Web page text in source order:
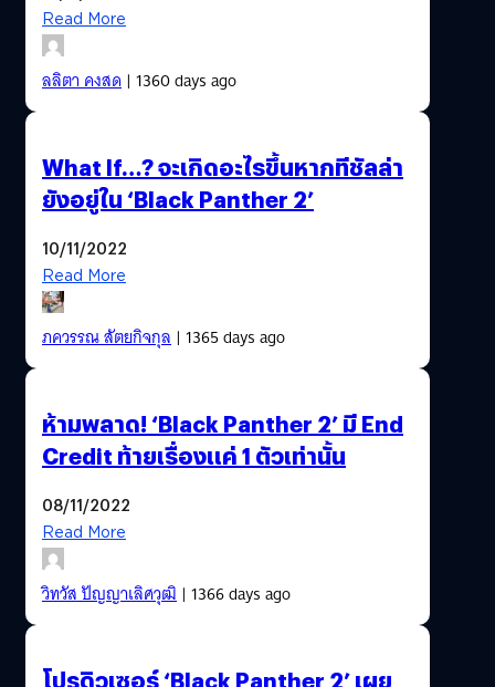
Read More
ลลิตา คงสด| 1360 days ago
What If…? จะเกิดอะไรขึ้นหากทีชัลล่า
ยังอยู่ใน ‘Black Panther 2’
10/11/2022
Read More
ภควรรณ สัตยกิจกุล| 1365 days ago
ห้ามพลาด! ‘Black Panther 2’ มี End
Credit ท้ายเรื่องแค่ 1 ตัวเท่านั้น
08/11/2022
Read More
วิทวัส ปัญญาเลิศวุฒิ| 1366 days ago
โปรดิวเซอร์ ‘Black Panther 2’ เผย